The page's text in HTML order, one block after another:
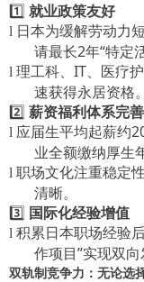
1️⃣ 就业政策友好
l 日本为缓解劳动力
请最长2年“特定
l 理工科、 IT、医疗
速获得永居资格。
2️⃣ 薪资福利体系完善
l 应届生平均起薪约
业全额缴纳厚生
l 职场文化注重稳定
清晰。
3️⃣ 国际化经验增值
l 积累日本职场经验
作项目”实现双向
双轨制竞争力：无论选